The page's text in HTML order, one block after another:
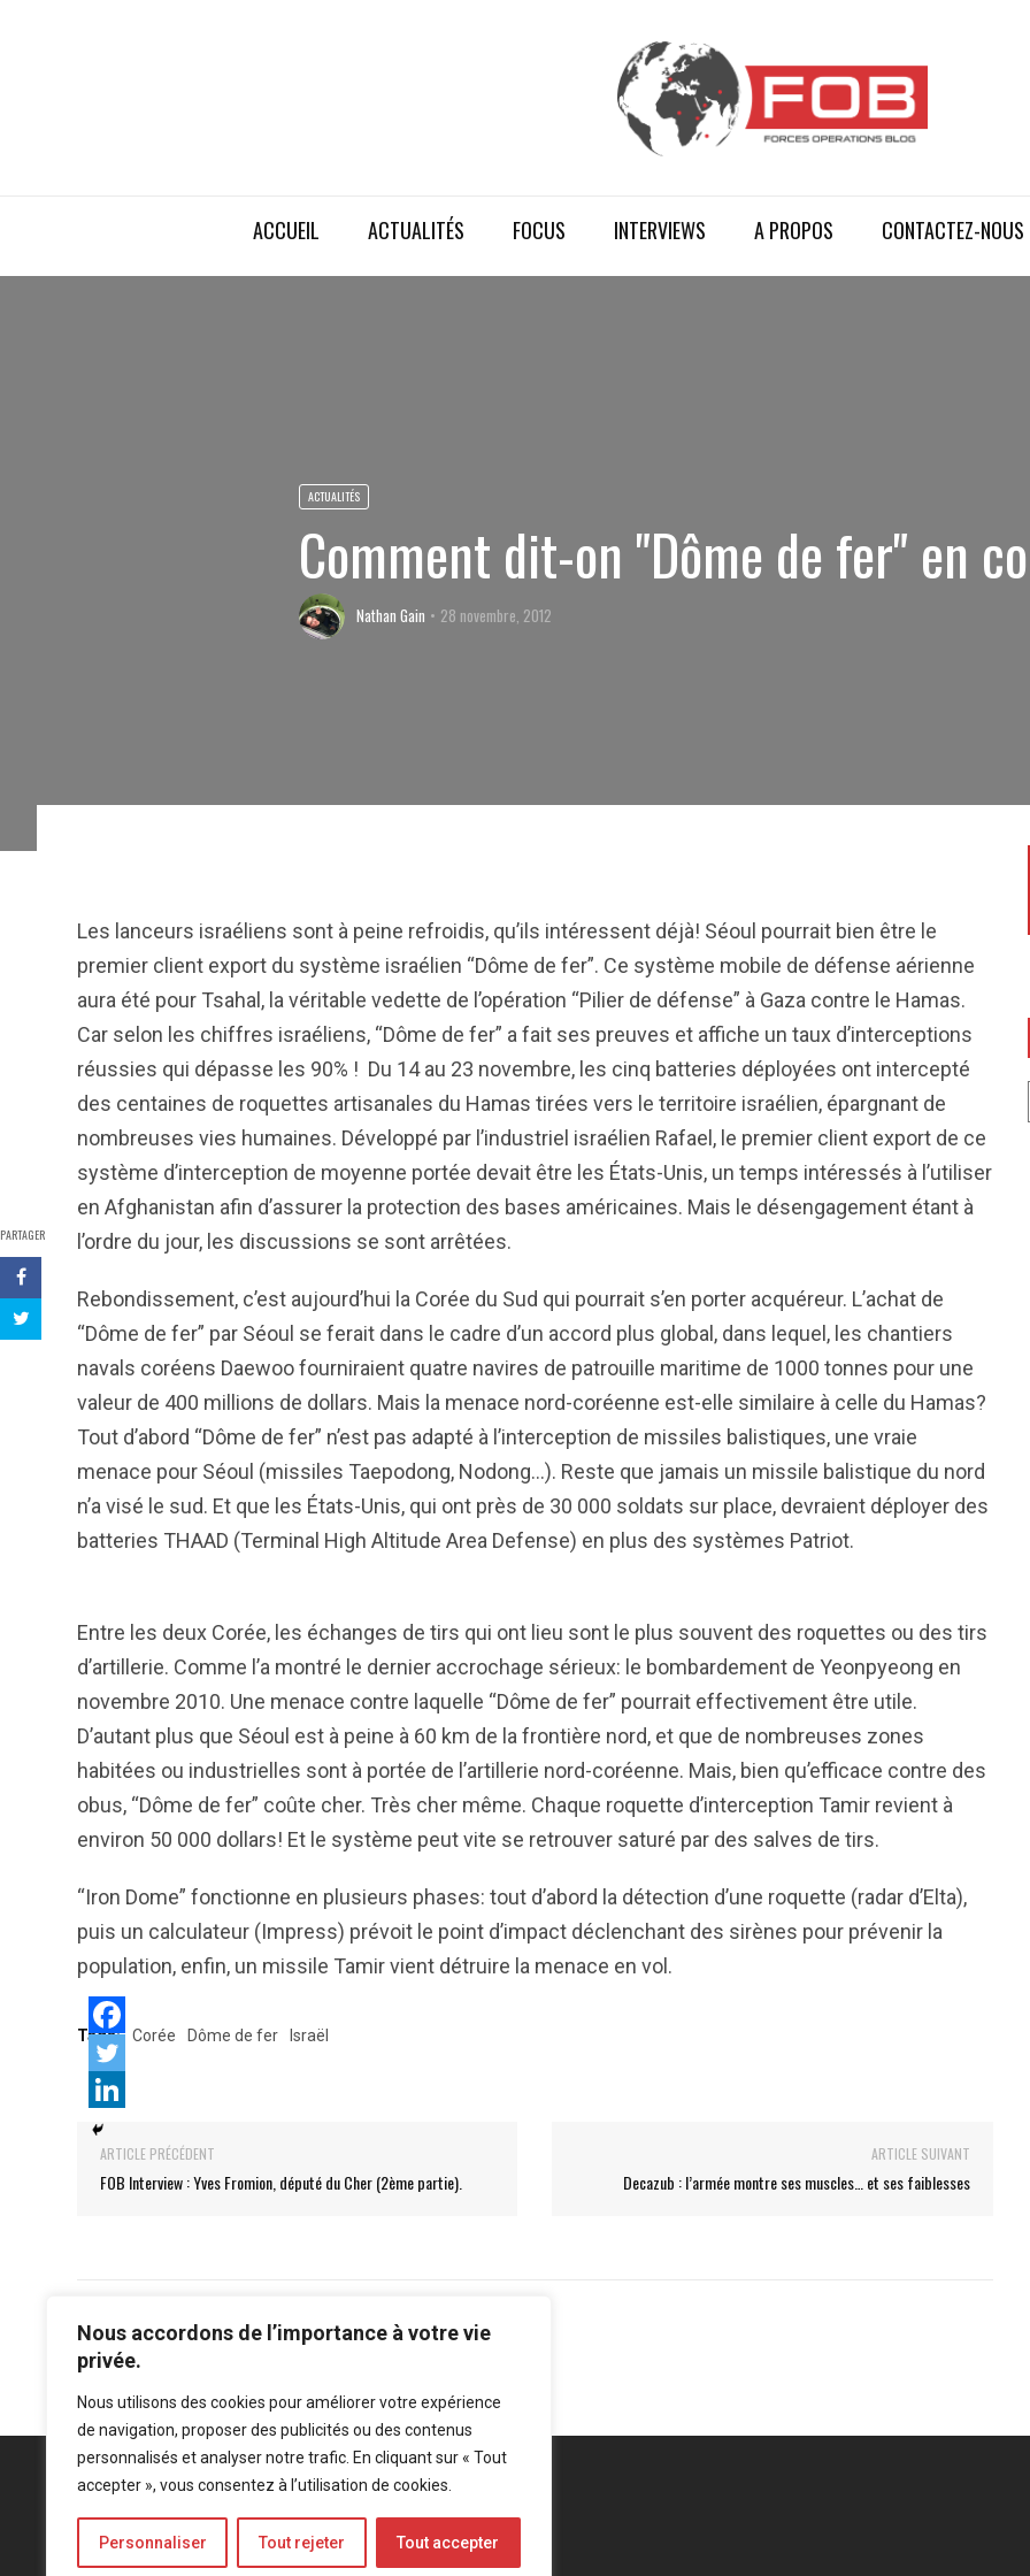
Nous accordons de l’importance à votre vie
privée.
Nous utilisons des cookies pour améliorer votre expérience
de navigation, proposer des publicités ou des contenus
personnalisés et analyser notre trafic. En cliquant sur « Tout
accepter », vous consentez à l’utilisation de cookies.
Personnaliser Tout rejeter Tout accepter
ACCUEIL ACTUALITÉS FOCUS INTERVIEWS A PROPOS CONTACTEZ-NOUS
ACTUALITÉS
Comment dit-on "Dôme de fer" en
Nathan Gain 28 novembre, 2012
PARTAGER
Les lanceurs israéliens sont à peine refroidis, qu’ils intéressent déjà! Séoul pourrait bien être le
premier client export du système israélien “Dôme de fer”. Ce système mobile de défense aérienne
aura été pour Tsahal, la véritable vedette de l’opération “Pilier de défense” à Gaza contre le Hamas.
Car selon les chiffres israéliens, “Dôme de fer” a fait ses preuves et affiche un taux d’interceptions
réussies qui dépasse les 90% ! Du 14 au 23 novembre, les cinq batteries déployées ont intercepté
des centaines de roquettes artisanales du Hamas tirées vers le territoire israélien, épargnant de
nombreuses vies humaines. Développé par l’industriel israélien Rafael, le premier client export de ce
système d’interception de moyenne portée devait être les États-Unis, un temps intéressés à l’utiliser
en Afghanistan afin d’assurer la protection des bases américaines. Mais le désengagement étant à
l’ordre du jour, les discussions se sont arrêtées.
Rebondissement, c’est aujourd’hui la Corée du Sud qui pourrait s’en porter acquéreur. L’achat de
“Dôme de fer” par Séoul se ferait dans le cadre d’un accord plus global, dans lequel, les chantiers
navals coréens Daewoo fourniraient quatre navires de patrouille maritime de 1000 tonnes pour une
valeur de 400 millions de dollars. Mais la menace nord-coréenne est-elle similaire à celle du Hamas?
Tout d’abord “Dôme de fer” n’est pas adapté à l’interception de missiles balistiques, une vraie
menace pour Séoul (missiles Taepodong, Nodong…). Reste que jamais un missile balistique du nord
n’a visé le sud. Et que les États-Unis, qui ont près de 30 000 soldats sur place, devraient déployer des
batteries THAAD (Terminal High Altitude Area Defense) en plus des systèmes Patriot.
Entre les deux Corée, les échanges de tirs qui ont lieu sont le plus souvent des roquettes ou des tirs
d’artillerie. Comme l’a montré le dernier accrochage sérieux: le bombardement de Yeonpyeong en
novembre 2010. Une menace contre laquelle “Dôme de fer” pourrait effectivement être utile.
D’autant plus que Séoul est à peine à 60 km de la frontière nord, et que de nombreuses zones
habitées ou industrielles sont à portée de l’artillerie nord-coréenne. Mais, bien qu’efficace contre des
obus, “Dôme de fer” coûte cher. Très cher même. Chaque roquette d’interception Tamir revient à
environ 50 000 dollars! Et le système peut vite se retrouver saturé par des salves de tirs.
“Iron Dome” fonctionne en plusieurs phases: tout d’abord la détection d’une roquette (radar d’Elta),
puis un calculateur (Impress) prévoit le point d’impact déclenchant des sirènes pour prévenir la
population, enfin, un missile Tamir vient détruire la menace en vol.
Tags: Corée Dôme de fer Israël
ARTICLE PRÉCÉDENT
FOB Interview : Yves Fromion, député du Cher (2ème partie).
ARTICLE SUIVANT
Decazub : l’armée montre ses muscles… et ses faiblesses
Mentions légales-Politique de confidentialité